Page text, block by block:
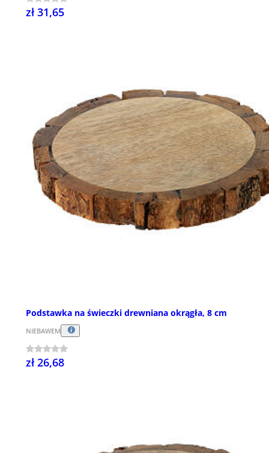
zł 31,65
Podstawka na świeczki drewniana okrągła, 8 cm
NIEBAWEM
zł 26,68